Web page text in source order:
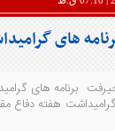
های
برنامه های
هفته دفاع